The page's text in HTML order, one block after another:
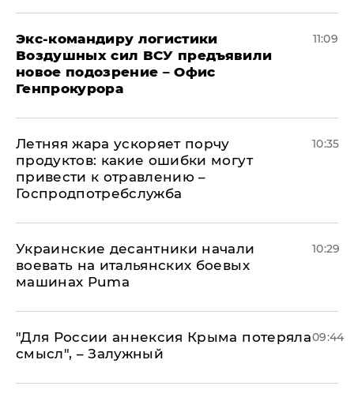
Экс-командиру логистики
Воздушных сил ВСУ предъявили
новое подозрение – Офис
Генпрокурора
11:09
Летняя жара ускоряет порчу
продуктов: какие ошибки могут
привести к отравлению –
Госпродпотребслужба
10:35
Украинские десантники начали
воевать на итальянских боевых
машинах Puma
10:29
"Для России аннексия Крыма потеряла
смысл", – Залужный
09:44